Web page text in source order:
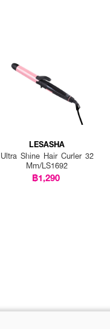
LESASHA
Ultra Shine Hair Curler 32
Mm/LS1692
฿1,290